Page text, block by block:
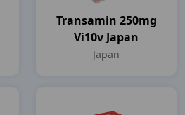
Transamin 250mg
Vi10v Japan
Japan